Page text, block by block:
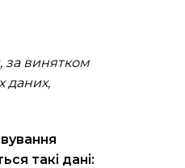
за винятком
даних,
такі дані: